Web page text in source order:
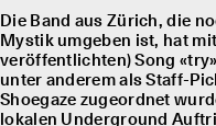
Die Band aus Zürich, die
Mystik umgeben ist, hat
veröffentlichten) Song
unter anderem als Staff-
Shoegaze zugeordnet
lokalen Underground